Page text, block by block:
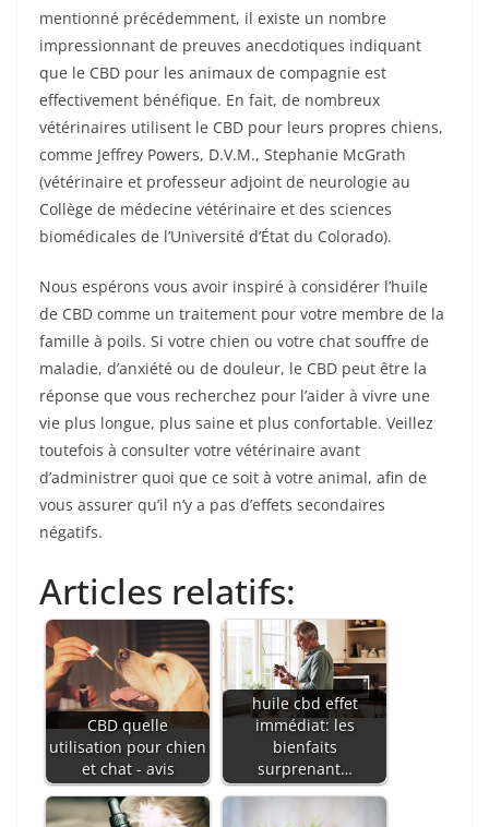
mentionné précédemment, il existe un nombre
impressionnant de preuves anecdotiques indiquant
que le CBD pour les animaux de compagnie est
effectivement bénéfique. En fait, de nombreux
vétérinaires utilisent le CBD pour leurs propres chiens,
comme Jeffrey Powers, D.V.M., Stephanie McGrath
(vétérinaire et professeur adjoint de neurologie au
Collège de médecine vétérinaire et des sciences
biomédicales de l’Université d’État du Colorado).
Nous espérons vous avoir inspiré à considérer l’huile
de CBD comme un traitement pour votre membre de la
famille à poils. Si votre chien ou votre chat souffre de
maladie, d’anxiété ou de douleur, le CBD peut être la
réponse que vous recherchez pour l’aider à vivre une
vie plus longue, plus saine et plus confortable. Veillez
toutefois à consulter votre vétérinaire avant
d’administrer quoi que ce soit à votre animal, afin de
vous assurer qu’il n’y a pas d’effets secondaires
négatifs.
Articles relatifs:
CBD quelle
utilisation pour chien
et chat - avis
huile cbd effet
immédiat: les
bienfaits
surprenant…